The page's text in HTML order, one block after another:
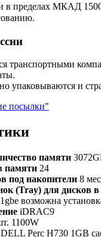
в пределах МКАД
транспортными
упаковываются и
посылки"
памяти
памяти 24
под накопители 8
(Tray) для дисков
возможна
iDRAC9
1100W
DELL Perc H730 1GB